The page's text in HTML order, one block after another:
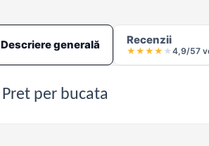
Descriere generală Recenzii
★ ★ ★ ★ ★4,9/57
Pret per bucata